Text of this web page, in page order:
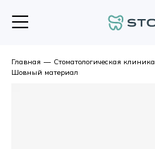
Главная — Стоматологическая клиника
Шовный материал